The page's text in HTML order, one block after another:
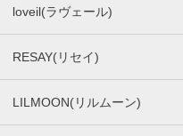
loveil(ラヴェール)
RESAY(リセイ)
LILMOON(リルムーン)